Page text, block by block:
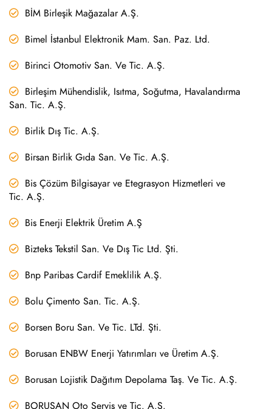
BİM Birleşik Mağazalar A.Ş.
Bimel İstanbul Elektronik Mam. San. Paz. Ltd.
Birinci Otomotiv San. Ve Tic. A.Ş.
Birleşim Mühendislik, Isıtma, Soğutma, Havalandırma
San. Tic. A.Ş.
Birlik Dış Tic. A.Ş.
Birsan Birlik Gıda San. Ve Tic. A.Ş.
Bis Çözüm Bilgisayar ve Etegrasyon Hizmetleri ve
Tic. A.Ş.
Bis Enerji Elektrik Üretim A.Ş
Bizteks Tekstil San. Ve Dış Tic Ltd. Şti.
Bnp Paribas Cardif Emeklilik A.Ş.
Bolu Çimento San. Tic. A.Ş.
Borsen Boru San. Ve Tic. LTd. Şti.
Borusan ENBW Enerji Yatırımları ve Üretim A.Ş.
Borusan Lojistik Dağıtım Depolama Taş. Ve Tic. A.Ş.
BORUSAN Oto Servis ve Tic. A.Ş.